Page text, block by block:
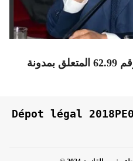
تعديلات مهمة على القانون رقم 62.99 المتعلق بمدونة
Dépot légal